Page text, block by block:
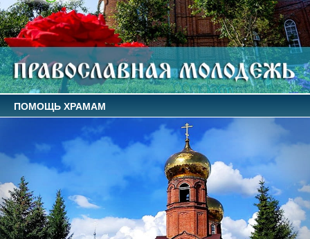
ПОМОЩЬ ХРАМАМ